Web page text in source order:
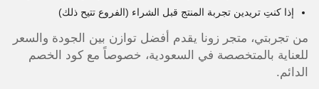
إذا كنتِ تريدين تجربة المنتج قبل الشراء (الفروع تتيح ذلك)
من تجربتي، متجر زونا يقدم أفضل توازن بين الجودة والسعر
للعناية بالمتخصصة في السعودية، خصوصاً مع كود الخصم
الدائم.